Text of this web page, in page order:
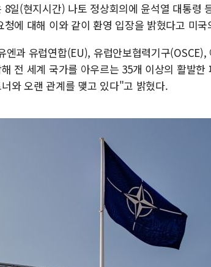
8일(현지시간) 나토 정상회의에 윤석열 대통령
청에 대해 이와 같이 환영 입장을 밝혔다고 미
엔과 유럽연합(EU), 유럽안보협력기구
전 세계 국가를 아우르는 35개 이상의 활발
와 오랜 관계를 맺고 있다"고 밝혔다.